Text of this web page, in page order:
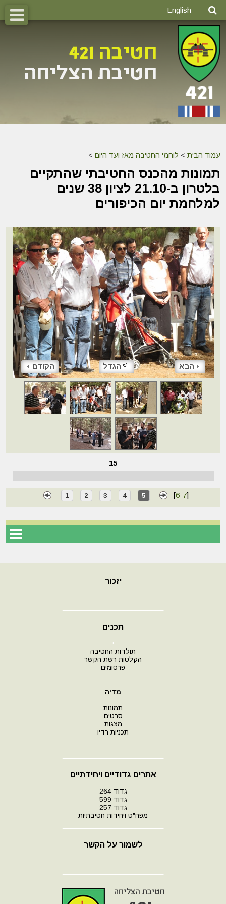
English
עמוד הבית > לוחמי החטיבה מאז ועד היום >
תמונות מהכנס החטיבתי שהתקיים
בלטרון ב-21.10 לציון 38 שנים
למלחמת יום הכיפורים
הקודם הגדל הבא
15
1 2 3 4 5 [6-7]
יזכור
תכנים
י
תולדות החטיבה
הקלטות רשת הקשר
פרסומים
מדיה
תמונות
סרטים
מצגות
תכניות רדיו
אתרים גדודיים ויחידתיים
גדוד 264
גדוד 599
גדוד 257
מפח"ט ויחידות חטיבתיות
לשמור על הקשר